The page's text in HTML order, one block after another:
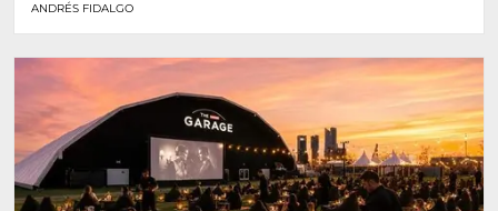
ANDRÉS FIDALGO